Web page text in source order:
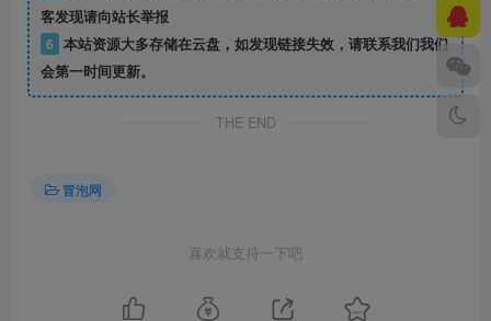
客发现请向站长举报
6 本站资源大多存储在云盘，如发现链接失效，请联系我们我们
会第一时间更新。
THE END
冒泡网
喜欢就支持一下吧